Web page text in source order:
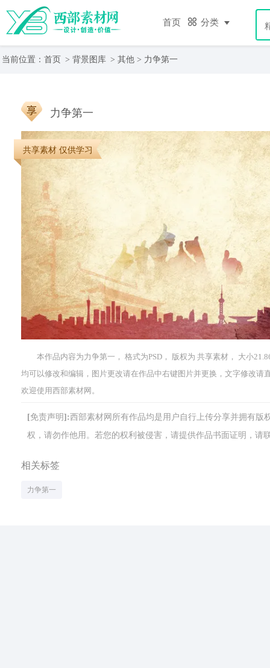
首页 分类
当前位置： 首页 > 背景图库 > 其他 > 力争第一
共享素材 仅供学习
力争第一
本作品内容为力争第一， 格式为PSD， 版权为 共享素材， 大小
均可以修改和编辑，图片更改请在作品中右键图片并更换，文字修改
欢迎使用西部素材网。
[免责声明]:西部素材网所有作品均是用户自行上传分享并拥有
权，请勿作他用。若您的权利被侵害，请提供作品书面证明，请
相关标签
力争第一